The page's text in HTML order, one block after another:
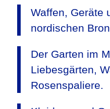
Waffen, Geräte
nordischen
Der Garten im
Liebesgärten,
Rosenspaliere.